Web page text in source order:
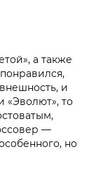
а также
и
«Эволют», то
—
но